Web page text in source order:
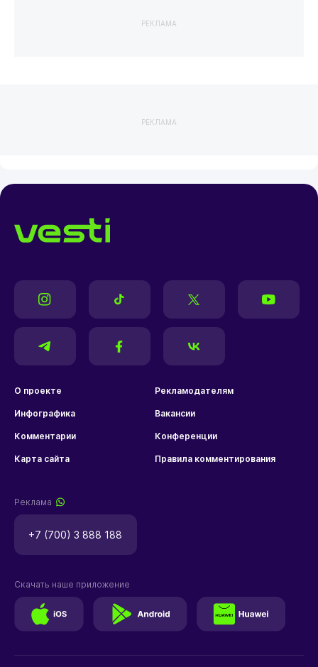
РЕКЛАМА
РЕКЛАМА
О проекте Рекламодателям
Инфографика Вакансии
Комментарии Конференции
Карта сайта Правила комментирования
Реклама
+7 (700) 3 888 188
Скачать наше приложение